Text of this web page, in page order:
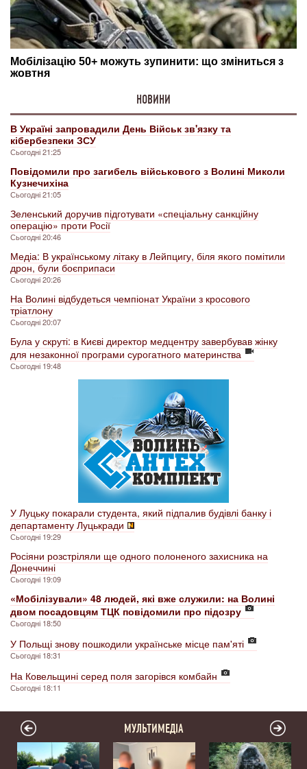
НОВИНИ
В Україні запровадили День Військ зв'язку та
кібербезпеки ЗСУ
Сьогодні 21:25
Повідомили про загибель військового з Волині Миколи
Кузнечихіна
Сьогодні 21:05
Зеленський доручив підготувати «спеціальну санкційну
операцію» проти Росії
Сьогодні 20:46
Медіа: В українському літаку в Лейпцигу, біля якого помітили
дрон, були боєприпаси
Сьогодні 20:26
На Волині відбудеться чемпіонат України з кросового
тріатлону
Сьогодні 20:07
Була у скруті: в Києві директор медцентру завербував жінку
для незаконної програми сурогатного материнства
Сьогодні 19:48
У Луцьку покарали студента, який підпалив будівлі банку і
департаменту Луцькради
Сьогодні 19:29
Росіяни розстріляли ще одного полоненого захисника на
Донеччині
Сьогодні 19:09
«Мобілізували» 48 людей, які вже служили: на Волині
двом посадовцям ТЦК повідомили про підозру
Сьогодні 18:50
У Польщі знову пошкодили українське місце пам'яті
Сьогодні 18:31
На Ковельщині серед поля загорівся комбайн
Сьогодні 18:11
МУЛЬТИМЕДІА